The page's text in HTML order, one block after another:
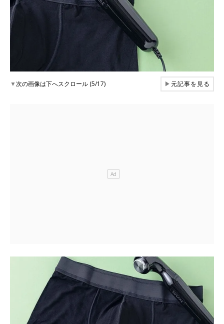
▼次の画像は下へスクロール (5/17) ▶元記事を見る